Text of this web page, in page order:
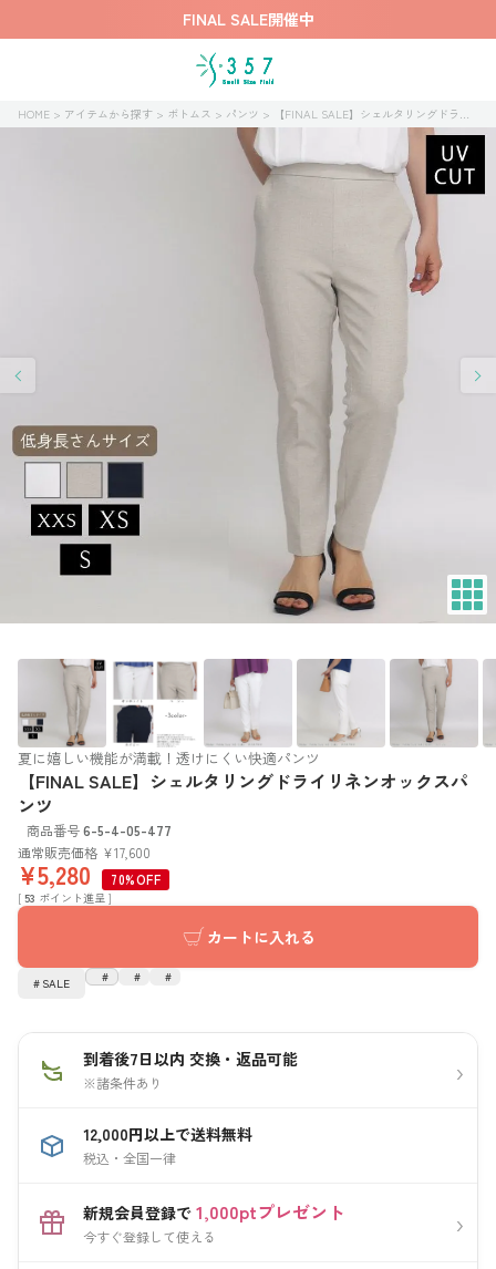
FINAL SALE開催中
HOME アイテムから探す ボトムス パンツ 【FINAL SALE】シェルタリングドライリネンオックスパンツ
夏に嬉しい機能が満載！透けにくい快適パンツ
【FINAL SALE】シェルタリングドライリネンオックスパ
ンツ
商品番号6-5-4-05-477
通常販売価格 ¥17,600
¥5,280 70%OFF
[ 53 ポイント進呈 ]
カートに入れる
SALE
到着後7日以内 交換・返品可能
※諸条件あり ›
12,000円以上で送料無料
税込・全国一律
新規会員登録で 1,000ptプレゼント
今すぐ登録して使える ›